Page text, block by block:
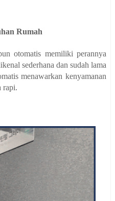
Rumah
otomatis memiliki perannya
sederhana dan sudah lama
menawarkan kenyamanan
rapi.